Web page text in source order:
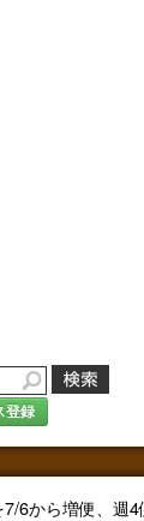
登録
6から増便、週4